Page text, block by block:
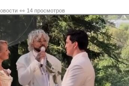
👀 14 просмотров